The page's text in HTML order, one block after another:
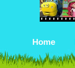
Home